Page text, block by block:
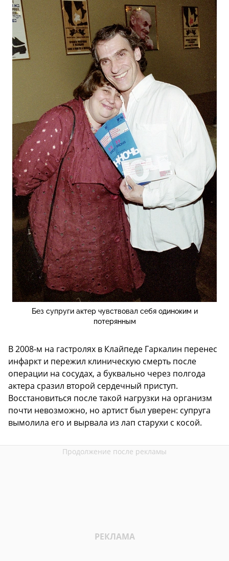
Без супруги актер чувствовал себя одиноким и
потерянным
В 2008-м на гастролях в Клайпеде Гаркалин перенес
инфаркт и пережил клиническую смерть после
операции на сосудах, а буквально через полгода
актера сразил второй сердечный приступ.
Восстановиться после такой нагрузки на организм
почти невозможно, но артист был уверен: супруга
вымолила его и вырвала из лап старухи с косой.